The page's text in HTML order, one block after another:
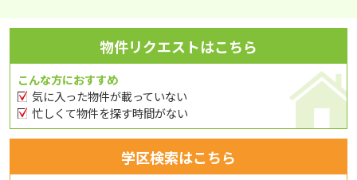
物件リクエストはこちら
こんな方におすすめ
気に入った物件が載っていない
忙しくて物件を探す時間がない
学区検索はこちら